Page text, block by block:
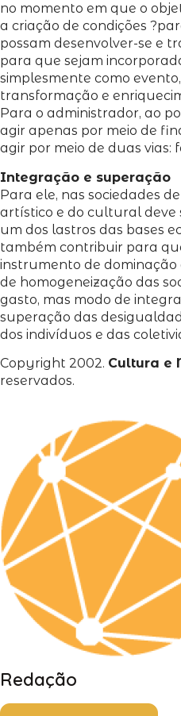
no momento em que o
a criação de condições
possam desenvolver-se e
para que sejam
simplesmente como
transformação e
Para o administrador, ao
agir apenas por meio de
agir por meio de duas
Integração e superação
Para ele, nas sociedades
artístico e do cultural deve
um dos lastros das bases
também contribuir para
instrumento de dominação
de homogeneização das
gasto, mas modo de
superação das
dos indivíduos e das
Copyright 2002. Cultura e
reservados.
Redação